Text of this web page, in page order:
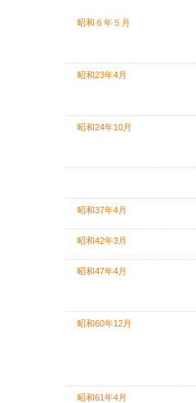
昭和６年５月
昭和23年4月
昭和24年10月
昭和37年4月
昭和42年3月
昭和47年4月
昭和60年12月
昭和61年4月